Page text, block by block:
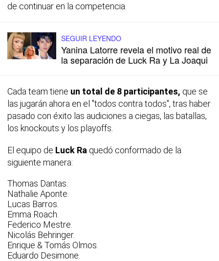
de continuar en la competencia.
SEGUIR LEYENDO
Yanina Latorre revela el motivo real de
la separación de Luck Ra y La Joaqui
Cada team tiene un total de 8 participantes, que se
las jugarán ahora en el "todos contra todos", tras haber
pasado con éxito las audiciones a ciegas, las batallas,
los knockouts y los playoffs.
El equipo de Luck Ra quedó conformado de la
siguiente manera:
Thomas Dantas.
Nathalie Aponte.
Lucas Barros.
Emma Roach.
Federico Mestre.
Nicolás Behringer.
Enrique & Tomás Olmos.
Eduardo Desimone.